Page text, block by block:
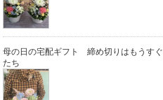
母の日の宅配ギフト 締め切りはもうす
たち